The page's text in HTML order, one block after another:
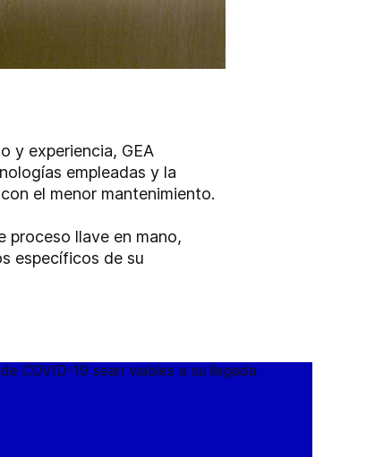
y experiencia, GEA
empleadas y la
el menor mantenimiento.
proceso llave en mano,
específicos de su